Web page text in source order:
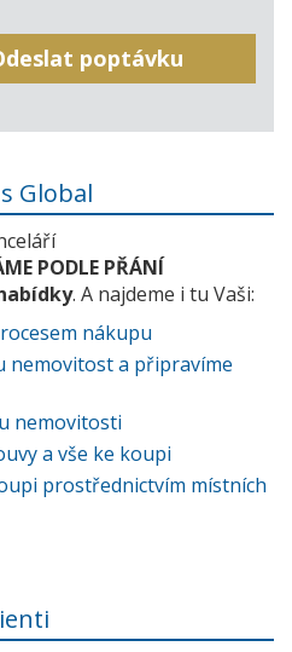
Global
PODLE PŘÁNÍ
. A najdeme i tu Vaši:
nákupu
nemovitost a připravíme
nemovitosti
a vše ke koupi
prostřednictvím místních